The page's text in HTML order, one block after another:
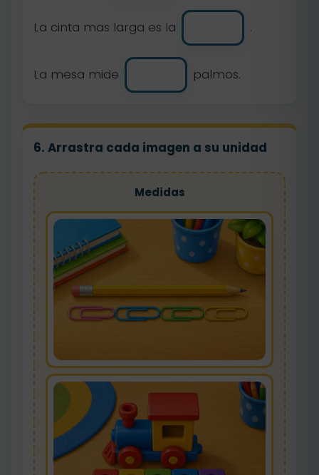
La cinta mas larga es la .
La mesa mide palmos.
6. Arrastra cada imagen a su unidad
Medidas